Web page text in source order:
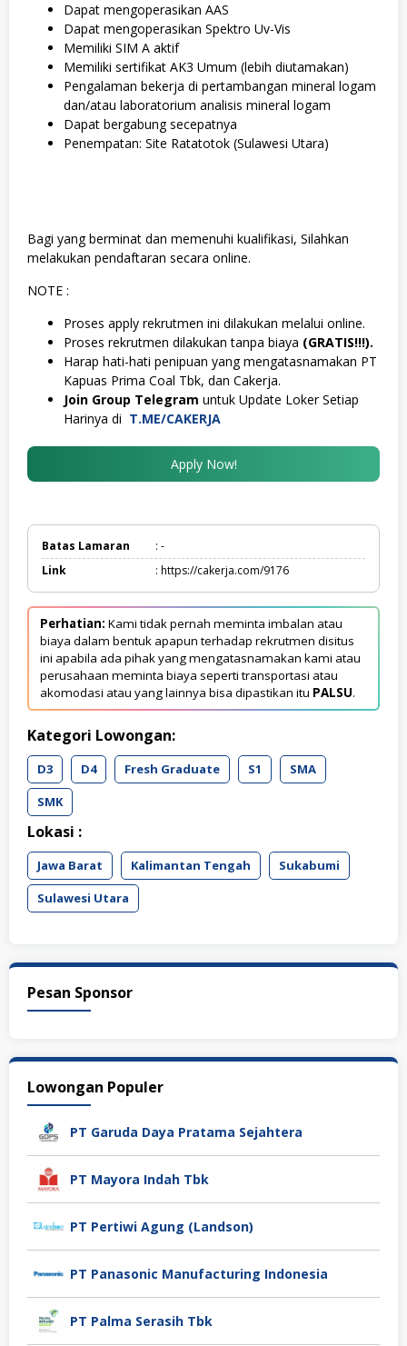
Dapat mengoperasikan AAS
Dapat mengoperasikan Spektro Uv-Vis
Memiliki SIM A aktif
Memiliki sertifikat AK3 Umum (lebih diutamakan)
Pengalaman bekerja di pertambangan mineral logam
dan/atau laboratorium analisis mineral logam
Dapat bergabung secepatnya
Penempatan: Site Ratatotok (Sulawesi Utara)
Bagi yang berminat dan memenuhi kualifikasi, Silahkan
melakukan pendaftaran secara online.
NOTE :
Proses apply rekrutmen ini dilakukan melalui online.
Proses rekrutmen dilakukan tanpa biaya (GRATIS!!!).
Harap hati-hati penipuan yang mengatasnamakan PT
Kapuas Prima Coal Tbk, dan Cakerja.
Join Group Telegram untuk Update Loker Setiap
Harinya di T.ME/CAKERJA
Apply Now!
Batas Lamaran
: -
Link
: https://cakerja.com/9176
Perhatian: Kami tidak pernah meminta imbalan atau
biaya dalam bentuk apapun terhadap rekrutmen disitus
ini apabila ada pihak yang mengatasnamakan kami atau
perusahaan meminta biaya seperti transportasi atau
akomodasi atau yang lainnya bisa dipastikan itu PALSU.
Kategori Lowongan:
D3 D4 Fresh Graduate S1
SMA
SMK
Lokasi :
Jawa Barat Kalimantan Tengah
Sukabumi
Sulawesi Utara
Pesan Sponsor
Lowongan Populer
PT Garuda Daya Pratama Sejahtera
PT Mayora Indah Tbk
PT Pertiwi Agung (Landson)
PT Panasonic Manufacturing Indonesia
PT Palma Serasih Tbk